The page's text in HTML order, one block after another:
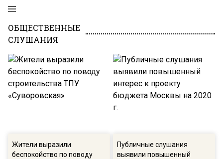
ОБЩЕСТВЕННЫЕ
СЛУШАНИЯ
Жители выразили
беспокойство по поводу
Публичные слушания
выявили повышенный